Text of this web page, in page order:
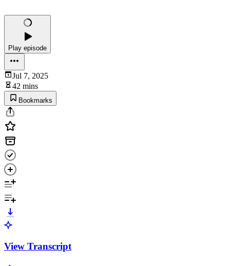
Play episode
Jul 7, 2025
42 mins
Bookmarks
View Transcript